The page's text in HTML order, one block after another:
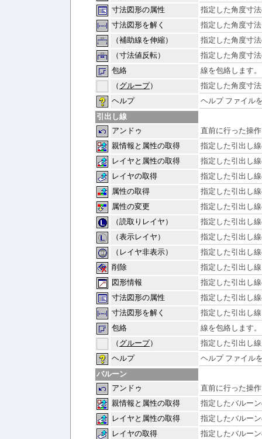
寸法図形の属性
指定した角度寸
寸法図形を解く
指定した角度寸
（補助線を伸縮）
指定した角度寸
（寸法値反転）
指定した角度寸
包絡
線を包絡します。
（ グループ）
指定した角度寸
ヘルプ
ヘルプ ファイル
引出し線
アンドゥ
直前に行った操
親情報と属性の取得
指定した引出し
レイヤと属性の取得
指定した引出し
レイヤの取得
指定した引出し
属性の取得
指定した引出し
属性の変更
指定した引出し
（読取りレイヤ）
指定した引出し
（表示レイヤ）
指定した引出し
（レイヤ非表示）
指定した引出し
削除
指定した引出し
図形情報
指定した引出し
寸法図形の属性
指定した引出し
寸法図形を解く
指定した引出し
包絡
線を包絡します。
（ グループ）
指定した引出し
ヘルプ
ヘルプ ファイル
バルーン
アンドゥ
直前に行った操
親情報と属性の取得
指定したバルー
レイヤと属性の取得
指定したバルー
レイヤの取得
指定したバルー